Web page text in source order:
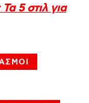
5 στιλ για